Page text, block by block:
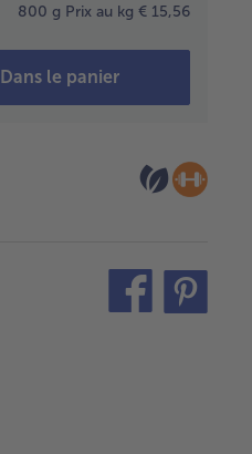
800 g Prix au kg € 15,56
Dans le panier
teilen